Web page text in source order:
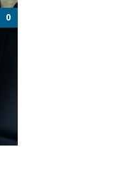
0